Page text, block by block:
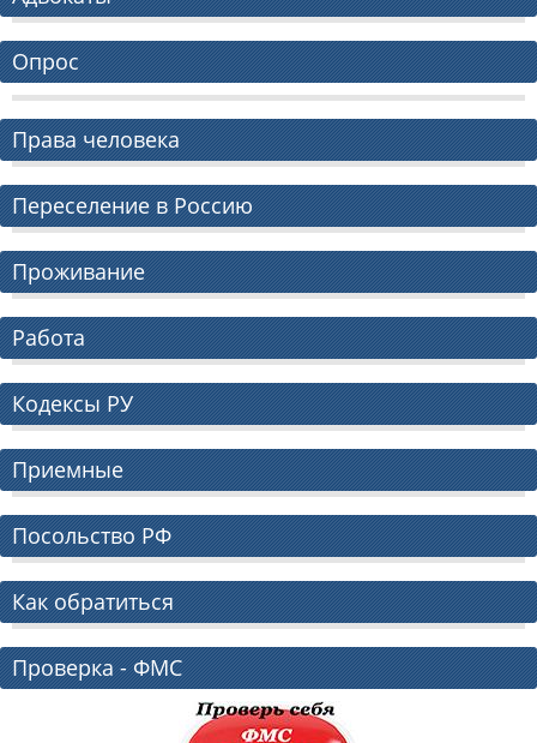
Опрос
Права человека
Переселение в Россию
Проживание
Работа
Кодексы РУ
Приемные
Посольство РФ
Как обратиться
Проверка - ФМС